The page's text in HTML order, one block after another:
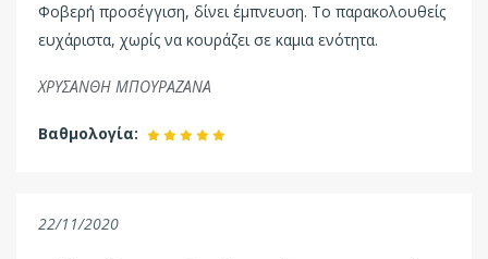
Φοβερή προσέγγιση, δίνει έμπνευση. Το παρακολουθείς
ευχάριστα, χωρίς να κουράζει σε καμια ενότητα.
ΧΡΥΣΑΝΘΗ ΜΠΟΥΡΑΖΑΝΑ
Βαθμολογία:
22/11/2020